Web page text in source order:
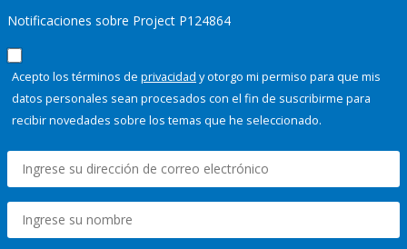
Notificaciones sobre Project P124864
Acepto los términos de privacidad y otorgo mi permiso para que mis
datos personales sean procesados con el fin de suscribirme para
recibir novedades sobre los temas que he seleccionado.